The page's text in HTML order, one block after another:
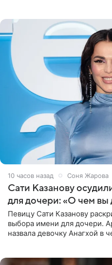
10 часов назад Соня Жарова
Сати Казанову
для дочери: «О чем вы
Певицу Сати Казанову
выбора имени для дочери.
назвала девочку Анагхой в